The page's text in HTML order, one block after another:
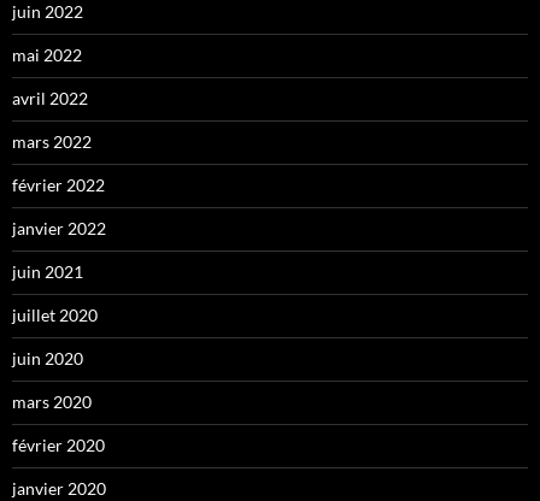
juin 2022
mai 2022
avril 2022
mars 2022
février 2022
janvier 2022
juin 2021
juillet 2020
juin 2020
mars 2020
février 2020
janvier 2020